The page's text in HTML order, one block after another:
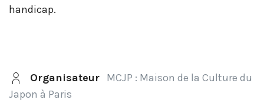
handicap.
Organisateur MCJP : Maison de la Culture du
Japon à Paris